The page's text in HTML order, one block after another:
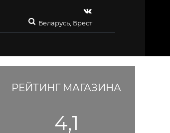
Беларусь, Брест
РЕЙТИНГ МАГАЗИНА
4,1